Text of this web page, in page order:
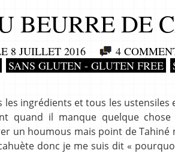
BEURRE DE
8 JUILLET 2016 4
SANS GLUTEN - GLUTEN FREE
les ingrédients et tous les
quand il manque quelque
un houmous mais point de Tahiné
donc je me suis dit «